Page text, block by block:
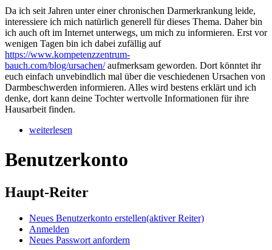
Da ich seit Jahren unter einer chronischen Darmerkrankung leide,
interessiere ich mich natürlich generell für dieses Thema. Daher bin
ich auch oft im Internet unterwegs, um mich zu informieren. Erst vor
wenigen Tagen bin ich dabei zufällig auf
https://www.kompetenzzentrum-
bauch.com/blog/ursachen/aufmerksam geworden. Dort könntet ihr
euch einfach unvebindlich mal über die veschiedenen Ursachen von
Darmbeschwerden informieren. Alles wird bestens erklärt und ich
denke, dort kann deine Tochter wertvolle Informationen für ihre
Hausarbeit finden.
weiterlesen
Benutzerkonto
Haupt-Reiter
Neues Benutzerkonto erstellen(aktiver Reiter)
Anmelden
Neues Passwort anfordern